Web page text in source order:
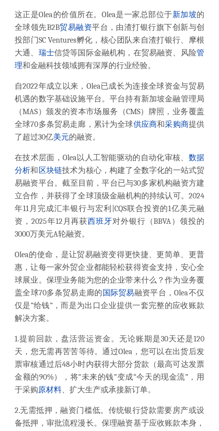
这正是Olea的价值所在。Olea是一家总部位于新加坡的
全球领先B2B贸易融资平台，由渣打银行旗下创新与创
投部门SC Ventures孵化，核心团队来自渣打银行、摩根
大通、 瑞士信贷等国际金融机构，在贸易融资、风险管
理和金融科技领域拥有深厚的行业经验。
自2022年成立以来，Olea已成长为连接全球资金与贸易
机遇的数字基础设施平台。平台持有新加坡金融管理局
（MAS）颁发的资本市场服务（CMS）牌照，业务覆盖
全球70多条贸易走廊，累计为全球供应商和采购商提供
了超过30亿美元的融资。
在技术层面，Olea以人工智能驱动的自动化审核、 数据
分析和 区块链技术为核心，构建了全数字化的一站式贸
易融资平台。截至目前，平台已与30多家机构融资方建
立合作，并获得了全球顶级金融机构的持续认可。2024
年11月完成汇丰银行与宏利|CQS联合投资的1亿美元融
资，2025年12月再获西班牙对外银行（BBVA）领投的
3000万美元A轮融资。
Olea的使命，是让贸易融资变得更快捷、更简单、更普
惠，让每一家外贸企业都能轻松获得资金支持，安心全
球展业。保理业务能为您的企业带来什么？作为业务覆
盖全球70多条贸易走廊的 国际贸易融资平台，Olea不仅
仅是“给钱”，而是为出口企业提供一套完整的应收账款
解决方案。
1.提前回款，盘活营运资金。无论账期是30天还是120
天，您无需再苦苦等待。通过Olea，您可以在出货后发
票审核通过后48小时内获得大部分货款（最高可达发票
金额的90%），将“未来的钱”变成“今天的现金流”，用
于采购原材料、扩大生产或承接新订单。
2.无需抵押，融资门槛低。传统银行贷款需要房产或设
备抵押，审批流程漫长。保理融资基于应收账款本身，